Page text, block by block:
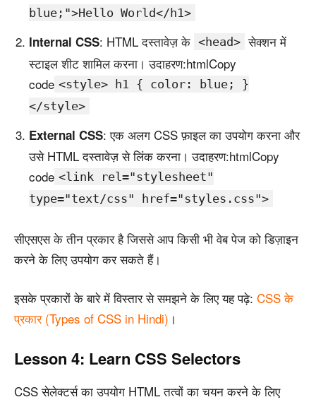
blue;">Hello World</h1>
Internal CSS: HTML दस्तावेज़ के <head> सेक्शन में
स्टाइल शीट शामिल करना। उदाहरण:htmlCopy
code <style> h1 { color: blue; }
</style>
External CSS: एक अलग CSS फ़ाइल का उपयोग करना और
उसे HTML दस्तावेज़ से लिंक करना। उदाहरण:htmlCopy
code <link rel="stylesheet"
type="text/css" href="styles.css">
सीएसएस के तीन प्रकार है जिससे आप किसी भी वेब पेज को डिज़ाइन
करने के लिए उपयोग कर सकते हैं।
इसके प्रकारों के बारे में विस्तार से समझने के लिए यह पढ़े: CSS के
प्रकार (Types of CSS in Hindi) ।
Lesson 4: Learn CSS Selectors
CSS सेलेक्टर्स का उपयोग HTML तत्वों का चयन करने के लिए